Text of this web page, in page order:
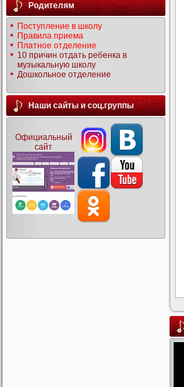
Родителям
Поступление в школу
Правила приема
Платное отделение
10 причин отдать ребенка в
музыкальную школу
Дошкольное отделение
Наши сайты и соц.группы
Официальный
сайт